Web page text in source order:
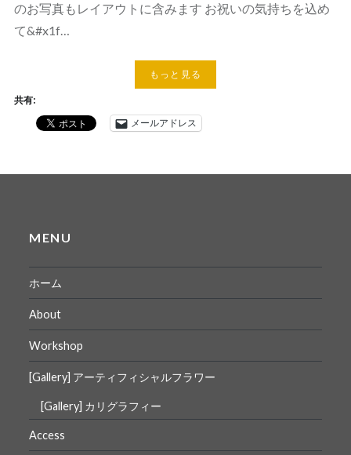
のお写真もレイアウトに含みます お祝いの気持ちを込め
て&#x1f…
もっと見る
共有:
メールアドレス
MENU
ホーム
About
Workshop
[Gallery] アーティフィシャルフラワー
[Gallery] カリグラフィー
Access